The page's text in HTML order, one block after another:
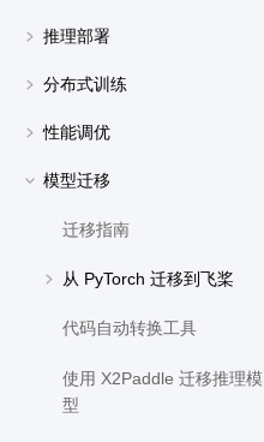
推理部署
分布式训练
性能调优
模型迁移
迁移指南
从 PyTorch 迁移到飞桨
代码自动转换工具
使用 X2Paddle 迁移推理模
型